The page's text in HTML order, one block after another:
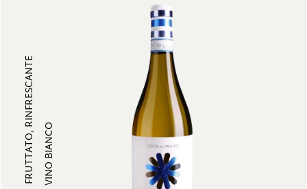
FRUTTATO, RINFRESCANTEVINO BIANCO